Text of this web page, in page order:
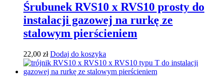
Śrubunek RVS10 x RVS10 prosty do
instalacji gazowej na rurkę ze
stalowym pierścieniem
22,00 zł Dodaj do koszyka